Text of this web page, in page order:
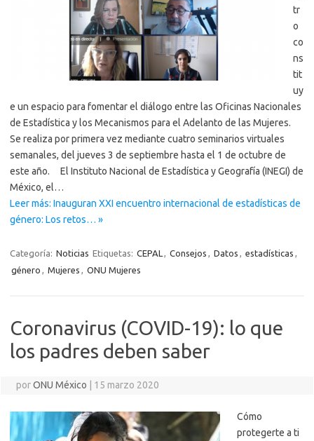
tr
o
co
ns
tit
uy
e un espacio para fomentar el diálogo entre las Oficinas Nacionales
de Estadística y los Mecanismos para el Adelanto de las Mujeres.
Se realiza por primera vez mediante cuatro seminarios virtuales
semanales, del jueves 3 de septiembre hasta el 1 de octubre de
este año. El Instituto Nacional de Estadística y Geografía (INEGI) de
México, el…
Leer más: Inauguran XXI encuentro internacional de estadísticas de
género: Los retos… »
Categoría: Noticias Etiquetas: CEPAL , Consejos , Datos , estadísticas ,
género , Mujeres , ONU Mujeres
Coronavirus (COVID-19): lo que
los padres deben saber
porONU México 15 marzo 2020
Cómo
protegerte a ti